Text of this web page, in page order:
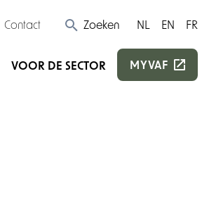
Contact Zoeken NL EN FR
VOOR DE SECTOR MYVAF